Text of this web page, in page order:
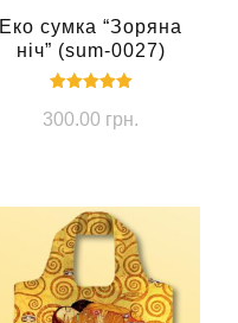
Еко сумка “Зоряна
ніч” (sum-0027)
5.00
300.00 грн.